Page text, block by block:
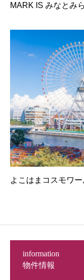
MARK IS みなとみ
よこはまコスモワー
物件情報
information